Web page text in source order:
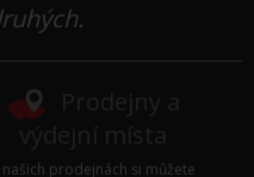
našich prodejnách si můžete